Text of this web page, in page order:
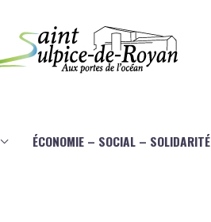
ÉCONOMIE – SOCIAL – SOLIDARITÉ